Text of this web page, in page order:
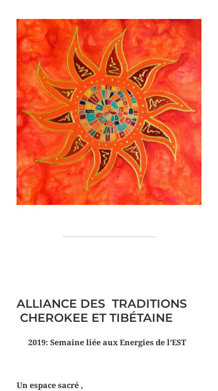
ALLIANCE DES TRADITIONS
CHEROKEE ET TIBÉTAINE
2019: Semaine liée aux Energies de l’EST
Un espace sacré ,